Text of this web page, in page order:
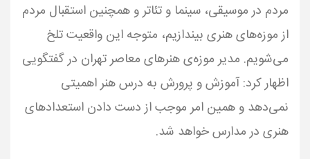
مردم در موسیقی، سینما و تئاتر و همچنین استقبال مردم
از موزه‌های هنری بیندازیم، متوجه این واقعیت تلخ
می‌شویم. مدیر موزه‌ی هنرهای معاصر تهران در گفتگویی
اظهار کرد: آموزش و پرورش به درس هنر اهمیتی
نمی‌دهد و همین امر موجب از دست دادن استعدادهای
هنری در مدارس خواهد شد.